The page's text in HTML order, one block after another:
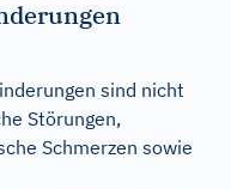
sind nicht
Störungen,
Schmerzen sowie